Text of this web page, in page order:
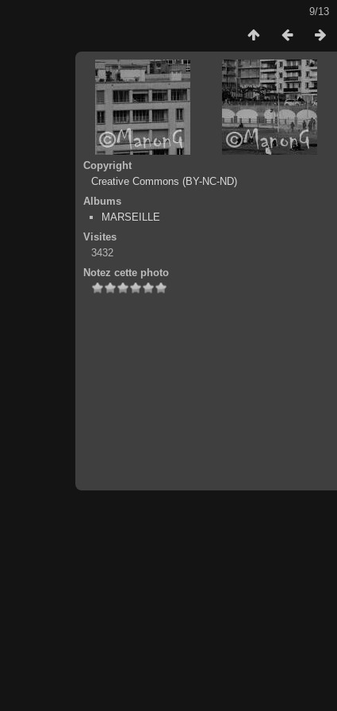
9/13
Copyright
Creative Commons (BY-NC-ND)
Albums
MARSEILLE
Visites
3432
Notez cette photo